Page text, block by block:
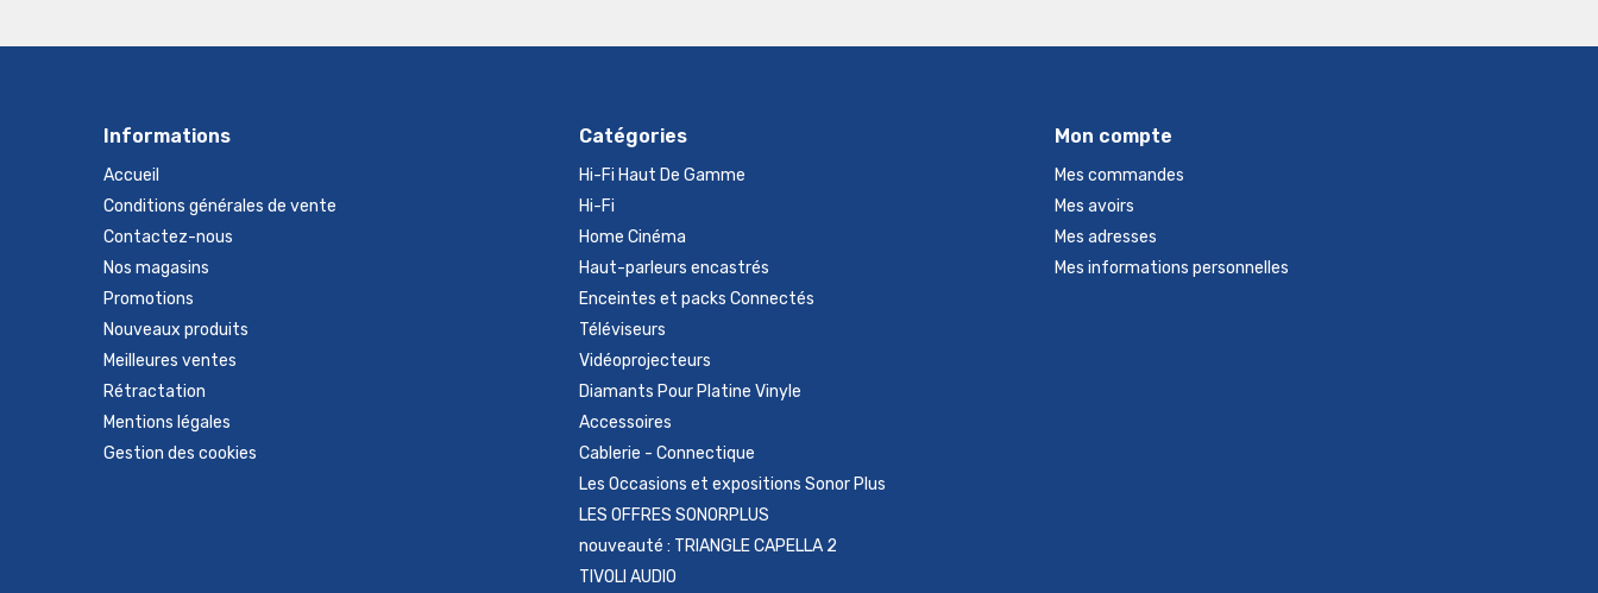
Informations
Accueil
Conditions générales de vente
Contactez-nous
Nos magasins
Promotions
Nouveaux produits
Meilleures ventes
Rétractation
Mentions légales
Gestion des cookies
Catégories
Hi-Fi Haut De Gamme
Hi-Fi
Home Cinéma
Haut-parleurs encastrés
Enceintes et packs Connectés
Téléviseurs
Vidéoprojecteurs
Diamants Pour Platine Vinyle
Accessoires
Cablerie - Connectique
Les Occasions et expositions Sonor Plus
LES OFFRES SONORPLUS
nouveauté : TRIANGLE CAPELLA 2
TIVOLI AUDIO
Mon compte
Mes commandes
Mes avoirs
Mes adresses
Mes informations personnelles